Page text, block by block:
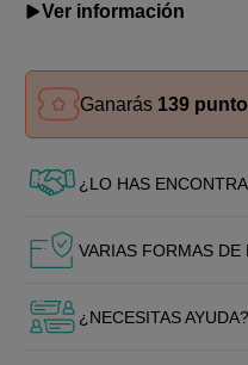
Ver información
Ganarás 139
¿LO HAS
VARIAS FORMAS DE
¿NECESITAS